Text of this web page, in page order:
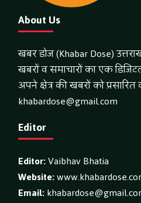
About Us
खबर डोज (Khabar Dose)
खबरों व समाचारों का एक
अपने क्षेत्र की खबरों को
khabardose@gmail.com
Editor
Editor:Vaibhav Bhatia
Website:
Email: